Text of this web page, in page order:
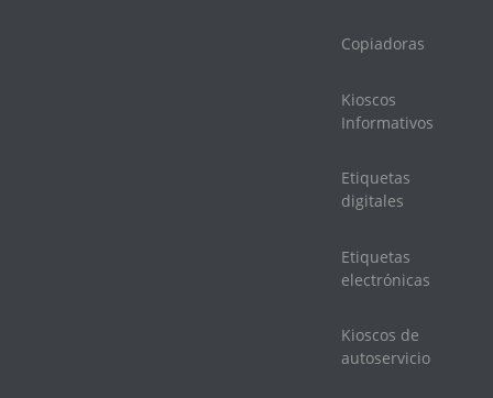
Copiadoras
Kioscos
Informativos
Etiquetas
digitales
Etiquetas
electrónicas
Kioscos de
autoservicio